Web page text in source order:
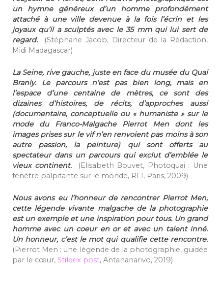
un hymne généreux d’un homme profondément
attaché à une ville devenue à la fois l’écrin et les
joyaux qu’il a sculptés avec le 35 mm qui lui sert de
regard. (Stéphane Jacob, Directeur de la Rédaction,
Midi Madagascar)
La Seine, rive gauche, juste en face du musée du Quai
Branly. Le parcours n’est pas bien long, mais en
l’espace d’une centaine de mètres, ce sont des
dizaines d’histoires, de récits, d’approches aussi
(documentaire, conceptuelle ou « humaniste » sur le
mode du Franco-Malgache Pierrot Men dont les
images prises sur le vif n’en renvoient pas moins à son
autre passion, la peinture) qui sont offerts au
spectateur dans un parcours qui exclut d’emblée le
vieux continent.
(Elisabeth Bouvet, Photoquai : Une
fenètre palpitante sur le monde, RFI, Paris, 2009)
Nous avons eu l’honneur de rencontrer Pierrot Men,
cette légende vivante malgache de la photographie
est un exemple et une inspiration pour tous. Un grand
homme avec un coeur en or et avec un talent inné.
Un honneur, c’est le mot qui qualifie cette rencontre.
(Pierrot Men : une légende de la photographie, guidée
par le cœur, Stileex post, Antananarivo, 2019)